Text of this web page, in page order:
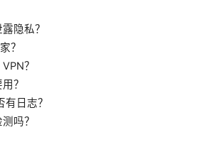
隐私？
？
？
？
日志？
吗？